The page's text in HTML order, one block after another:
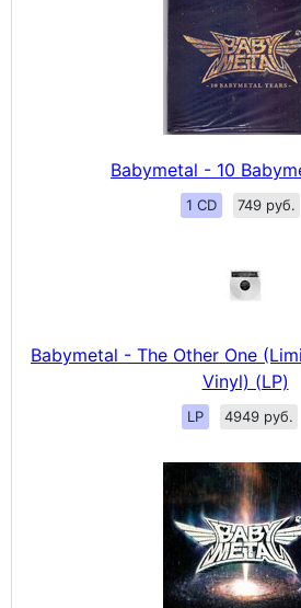
Babymetal - 10
1 CD 749 руб.
Babymetal - The Other One
Vinyl) (LP)
LP 4949 руб.